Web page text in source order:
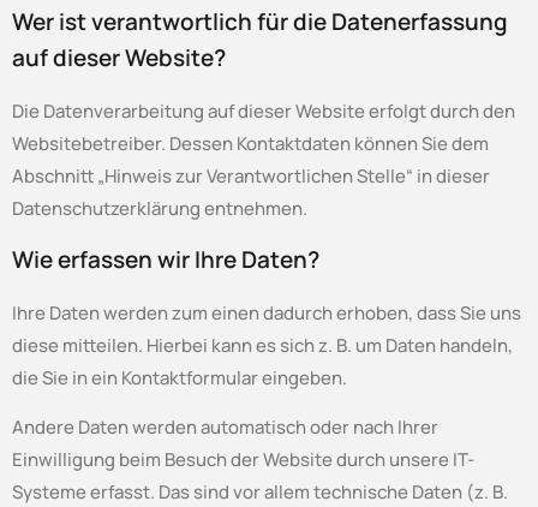
Wer ist verantwortlich für die Datenerfassung
auf dieser Website?
Die Datenverarbeitung auf dieser Website erfolgt durch den
Websitebetreiber. Dessen Kontaktdaten können Sie dem
Abschnitt „Hinweis zur Verantwortlichen Stelle“ in dieser
Datenschutzerklärung entnehmen.
Wie erfassen wir Ihre Daten?
Ihre Daten werden zum einen dadurch erhoben, dass Sie uns
diese mitteilen. Hierbei kann es sich z. B. um Daten handeln,
die Sie in ein Kontaktformular eingeben.
Andere Daten werden automatisch oder nach Ihrer
Einwilligung beim Besuch der Website durch unsere IT-
Systeme erfasst. Das sind vor allem technische Daten (z. B.